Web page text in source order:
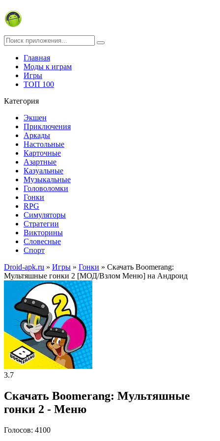
Главная
Моды к играм
Игры
ТОП 100
Категория
Экшен
Приключения
Аркады
Настольные
Карточные
Азартные
Казуальные
Музыкальные
Головоломки
Гонки
RPG
Симуляторы
Стратегии
Викторины
Словесные
Спорт
Droid-apk.ru » Игры » Гонки » Скачать Boomerang:
Мультяшные гонки 2 [МОД/Взлом Меню] на Андроид
3.7
Скачать Boomerang: Мультяшные
гонки 2 - Меню
Голосов: 4100